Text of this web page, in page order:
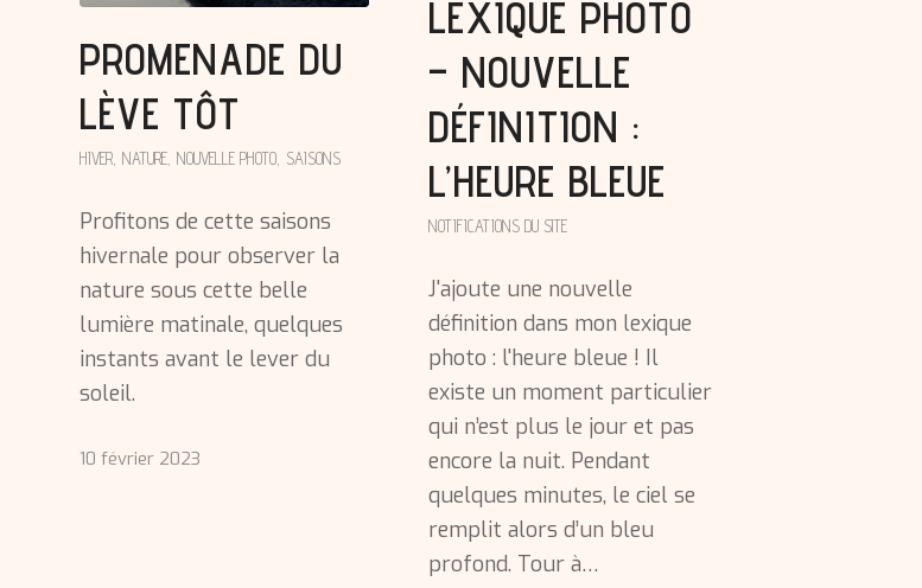
PROMENADE DU
LÈVE TÔT
HIVER NATURE NOUVELLE PHOTO SAISONS
Profitons de cette saisons
hivernale pour observer la
nature sous cette belle
lumière matinale, quelques
instants avant le lever du
soleil.
10 février 2023
LEXIQUE PHOTO
– NOUVELLE
DÉFINITION :
L’HEURE BLEUE
NOTIFICATIONS DU SITE
J'ajoute une nouvelle
définition dans mon lexique
photo : l'heure bleue ! Il
existe un moment particulier
qui n’est plus le jour et pas
encore la nuit. Pendant
quelques minutes, le ciel se
remplit alors d’un bleu
profond. Tour à…